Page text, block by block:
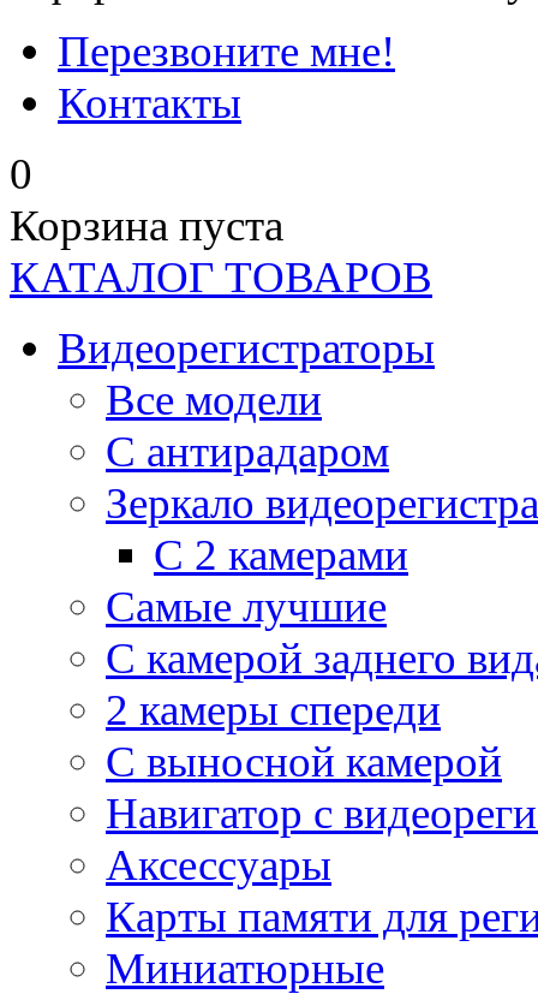
Перезвоните мне!
Контакты
0
Корзина пуста
КАТАЛОГ ТОВАРОВ
Видеорегистраторы
Все модели
C антирадаром
Зеркало
С 2 камерами
Самые лучшие
С камерой заднего
2 камеры спереди
С выносной камерой
Навигатор с
Аксессуары
Карты памяти для
Миниатюрные